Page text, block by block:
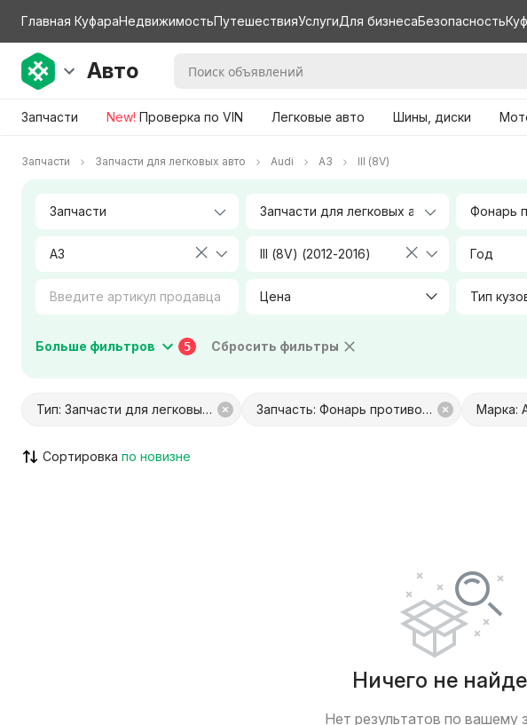
Главная КуфараНедвижимостьПутешествияУслугиДля бизнесаБезопасность
Авто
Запчасти New! Проверка по VIN Легковые авто Шины, диски
Запчасти Запчасти для легковых авто Audi A3 III (8V)
A3 III (8V) (2012-2016) Год
Цена Тип
Коробка передач Тип двигателя
С Куфар Доставкой
Больше фильтров 5 Сбросить фильтры
Тип: Запчасти для легковых авто Запчасть: Фонарь противотуманный левый Марка:
Сортировка
Ничего не
Нет результатов по вашему